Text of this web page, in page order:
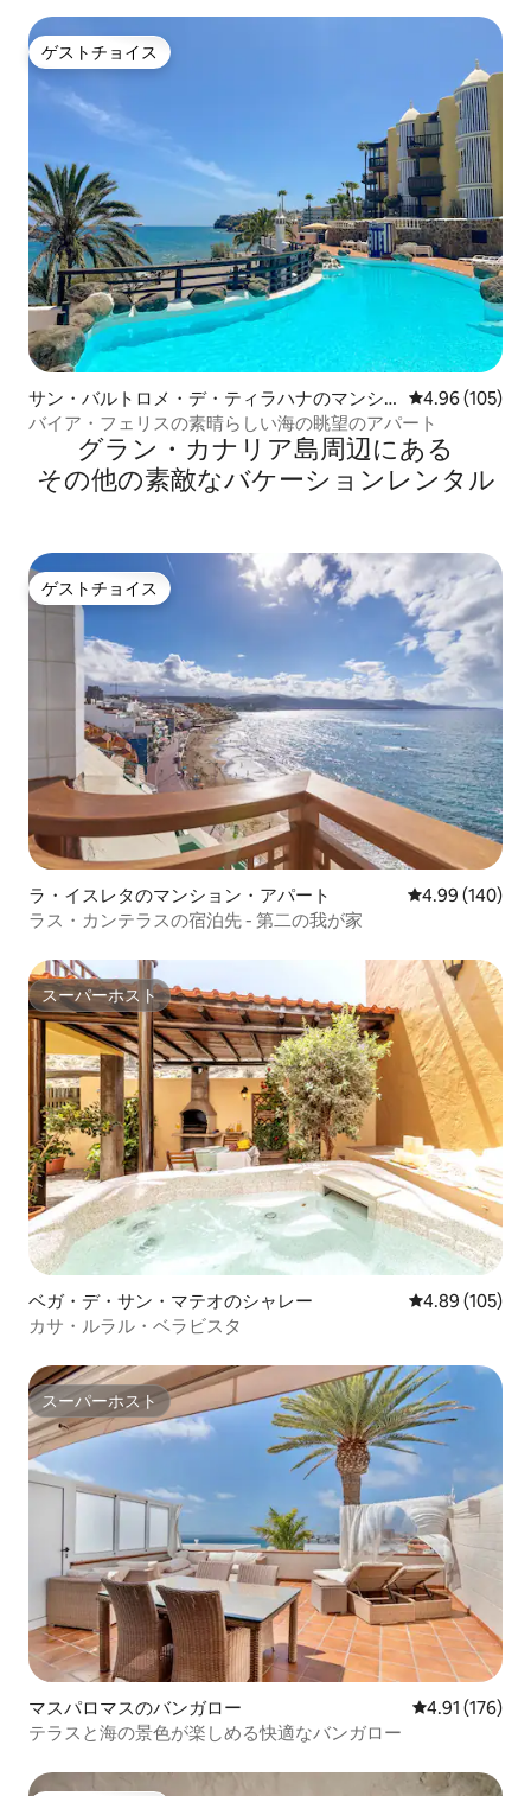
ゲストチョイス
ゲストチョイス
サン・バルトロメ・デ・ティラハナのマンシ
ョン・アパート
レビュー105
4.96 (105)
バイア・フェリスの素晴らしい海の眺望のアパート
グラン・カナリア島⁠周⁠辺⁠に⁠あ⁠る
そ⁠の⁠他⁠の素⁠敵⁠なバ⁠ケ⁠ー⁠シ⁠ョ⁠ン⁠レ⁠ン⁠タ⁠ル
ゲストチョイス
ゲストチョイス
ラ・イスレタのマンション・アパート レビュー140
4.99 (140)
ラス・カンテラスの宿泊先 - 第二の我が家
スーパーホスト
スーパーホスト
ベガ・デ・サン・マテオのシャレー レビュー105
4.89 (105)
カサ・ルラル・ベラビスタ
スーパーホスト
スーパーホスト
マスパロマスのバンガロー レビュー176
4.91 (176)
テラスと海の景色が楽しめる快適なバンガロー